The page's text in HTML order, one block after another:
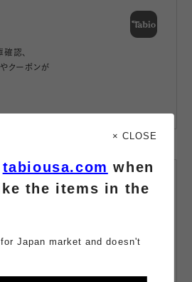
認、
クーポンが
× CLOSE
tabiousa.com when
the items in the
Japan market and doesn't